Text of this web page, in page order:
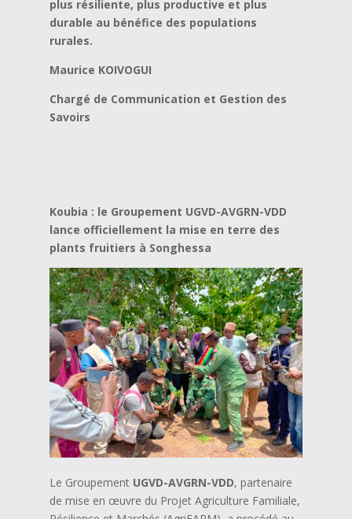
plus résiliente, plus productive et plus
durable au bénéfice des populations
rurales.
Maurice KOIVOGUI
Chargé de Communication et Gestion des
Savoirs
Koubia : le Groupement UGVD-AVGRN-VDD
lance officiellement la mise en terre des
plants fruitiers à Songhessa
Le Groupement UGVD-AVGRN-VDD, partenaire
de mise en œuvre du Projet Agriculture Familiale,